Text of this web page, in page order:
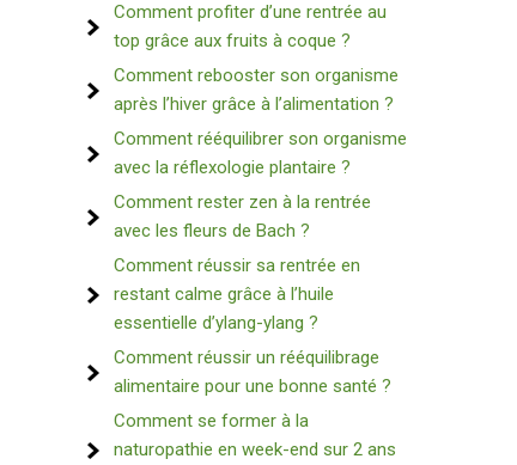
Comment profiter d’une rentrée au
top grâce aux fruits à coque ?
Comment rebooster son organisme
après l’hiver grâce à l’alimentation ?
Comment rééquilibrer son organisme
avec la réflexologie plantaire ?
Comment rester zen à la rentrée
avec les fleurs de Bach ?
Comment réussir sa rentrée en
restant calme grâce à l’huile
essentielle d’ylang-ylang ?
Comment réussir un rééquilibrage
alimentaire pour une bonne santé ?
Comment se former à la
naturopathie en week-end sur 2 ans